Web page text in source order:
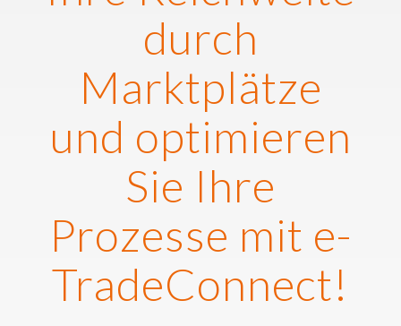
durch
Marktplätze
und optimieren
Sie Ihre
Prozesse mit e-
TradeConnect!